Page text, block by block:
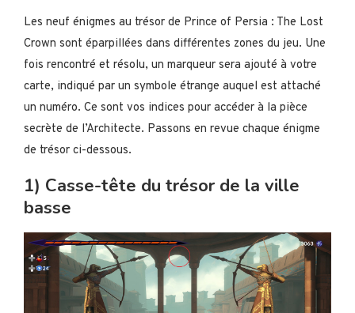
Les neuf énigmes au trésor de Prince of Persia : The Lost
Crown sont éparpillées dans différentes zones du jeu. Une
fois rencontré et résolu, un marqueur sera ajouté à votre
carte, indiqué par un symbole étrange auquel est attaché
un numéro. Ce sont vos indices pour accéder à la pièce
secrète de l’Architecte. Passons en revue chaque énigme
de trésor ci-dessous.
1) Casse-tête du trésor de la ville
basse